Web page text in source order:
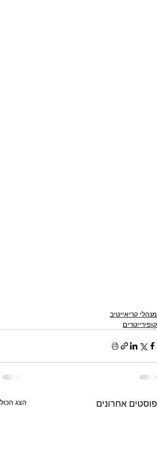
מנהלי קריאייטיב
קופירייטרים
פוסטים אחרונים הצג הכול